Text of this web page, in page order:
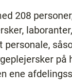
208
ene